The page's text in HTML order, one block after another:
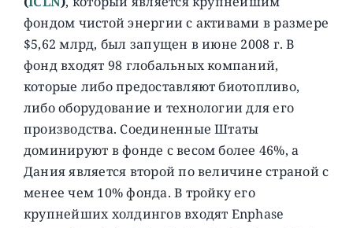
фондом чистой энергии с активами в размере
$5,62 млрд, был запущен в июне 2008 г. В
фонд входят 98 глобальных компаний,
которые либо предоставляют биотопливо,
либо оборудование и технологии для его
производства. Соединенные Штаты
доминируют в фонде с весом более 46%, а
Дания является второй по величине страной с
менее чем 10% фонда. В тройку его
крупнейших холдингов входят Enphase